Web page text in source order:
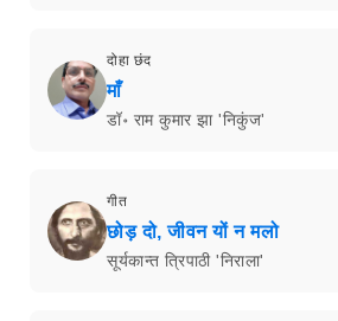
दोहा छंद
माँ
डॉ॰ राम कुमार झा 'निकुंज'
गीत
छोड़ दो, जीवन यों न मलो
सूर्यकान्त त्रिपाठी 'निराला'